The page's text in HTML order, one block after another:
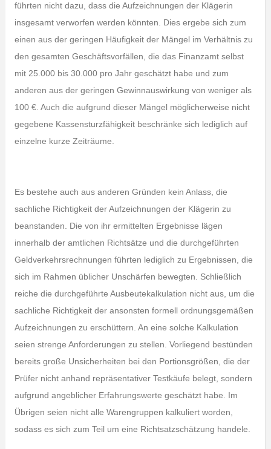
führten nicht dazu, dass die Aufzeichnungen der Klägerin
insgesamt verworfen werden könnten. Dies ergebe sich zum
einen aus der geringen Häufigkeit der Mängel im Verhältnis zu
den gesamten Geschäftsvorfällen, die das Finanzamt selbst
mit 25.000 bis 30.000 pro Jahr geschätzt habe und zum
anderen aus der geringen Gewinnauswirkung von weniger als
100 €. Auch die aufgrund dieser Mängel möglicherweise nicht
gegebene Kassensturzfähigkeit beschränke sich lediglich auf
einzelne kurze Zeiträume.
Es bestehe auch aus anderen Gründen kein Anlass, die
sachliche Richtigkeit der Aufzeichnungen der Klägerin zu
beanstanden. Die von ihr ermittelten Ergebnisse lägen
innerhalb der amtlichen Richtsätze und die durchgeführten
Geldverkehrsrechnungen führten lediglich zu Ergebnissen, die
sich im Rahmen üblicher Unschärfen bewegten. Schließlich
reiche die durchgeführte Ausbeutekalkulation nicht aus, um die
sachliche Richtigkeit der ansonsten formell ordnungsgemäßen
Aufzeichnungen zu erschüttern. An eine solche Kalkulation
seien strenge Anforderungen zu stellen. Vorliegend bestünden
bereits große Unsicherheiten bei den Portionsgrößen, die der
Prüfer nicht anhand repräsentativer Testkäufe belegt, sondern
aufgrund angeblicher Erfahrungswerte geschätzt habe. Im
Übrigen seien nicht alle Warengruppen kalkuliert worden,
sodass es sich zum Teil um eine Richtsatzschätzung handele.